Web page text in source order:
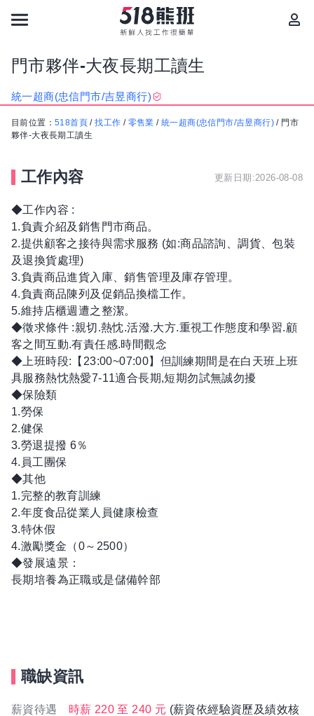
門市夥伴-大夜長期工讀生
統一超商(忠信門市/吉昱商行)
目前位置： 518首頁 /找工作 / 零售業 /統一超商(忠信門市/吉昱商行) / 門市
夥伴-大夜長期工讀生
工作內容 更新日期:2026-08-08
◆工作內容 :
1.負責介紹及銷售門市商品。
2.提供顧客之接待與需求服務 (如:商品諮詢、調貨、包裝
及退換貨處理)
3.負責商品進貨入庫、銷售管理及庫存管理。
4.負責商品陳列及促銷品換檔工作。
5.維持店櫃週遭之整潔。
◆徵求條件 :親切.熱忱.活潑.大方.重視工作態度和學習.顧
客之間互動.有責任感.時間觀念
◆上班時段:【23:00~07:00】但訓練期間是在白天班上班
具服務熱忱熱愛7-11適合長期,短期勿試無誠勿擾
◆保險類
1.勞保
2.健保
3.勞退提撥 6％
4.員工團保
◆其他
1.完整的教育訓練
2.年度食品從業人員健康檢查
3.特休假
4.激勵獎金（0～2500）
◆發展遠景：
長期培養為正職或是儲備幹部
職缺資訊
薪資待遇 時薪 220 至 240 元 (薪資依經驗資歷及績效核